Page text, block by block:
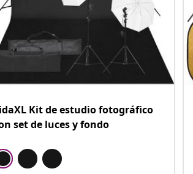
Kit de estudio fotográfico
set de luces y fondo